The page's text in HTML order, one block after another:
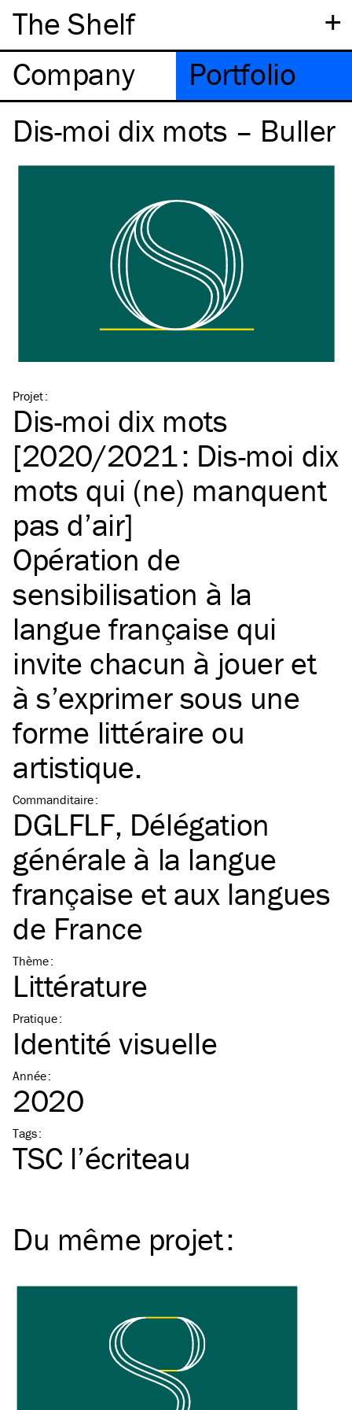
+
The Shelf
Company
Portfolio
Dis-moi dix mots – Buller
Projet:
Dis-moi dix mots
[2020/2021 : Dis-moi dix
mots qui (ne) manquent
pas d’air]
Opération de
sensibilisation à la
langue française qui
invite chacun à jouer et
à s’exprimer sous une
forme littéraire ou
artistique.
Commanditaire:
DGLFLF, Délégation
générale à la langue
française et aux langues
de France
Thème:
Littérature
Pratique:
Identité visuelle
Année:
2020
Tags:
TSCl’écriteau
Du même projet: